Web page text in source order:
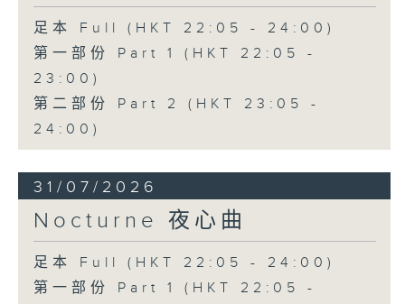
足本 Full (HKT 22:05 - 24:00)
第一部份 Part 1 (HKT 22:05 -
23:00)
第二部份 Part 2 (HKT 23:05 -
24:00)
31/07/2026
Nocturne 夜心曲
足本 Full (HKT 22:05 - 24:00)
第一部份 Part 1 (HKT 22:05 -